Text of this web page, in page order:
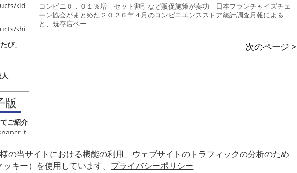
の当サイトにおける機能の利用、ウェブサイトのトラフィックの分析のため
キー）を使用しています。 プライバシーポリシー
kid
shi
び」
版
ご紹介
コンビニ０．０１％増 セット割引など販促施策が奏功 日本フランチャイズチェ
ーン協会がまとめた２０２６年４月のコンビニエンスストア統計調査月報による
と、既存店ベー
次のページ >